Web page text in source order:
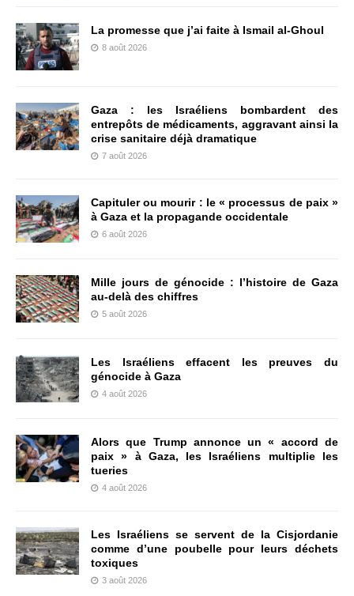
La promesse que j’ai faite à Ismail al-Ghoul
8 août 2026
Gaza : les Israéliens bombardent des
entrepôts de médicaments, aggravant ainsi la
crise sanitaire déjà dramatique
7 août 2026
Capituler ou mourir : le « processus de paix »
à Gaza et la propagande occidentale
6 août 2026
Mille jours de génocide : l’histoire de Gaza
au-delà des chiffres
5 août 2026
Les Israéliens effacent les preuves du
génocide à Gaza
4 août 2026
Alors que Trump annonce un « accord de
paix » à Gaza, les Israéliens multiplie les
tueries
4 août 2026
Les Israéliens se servent de la Cisjordanie
comme d’une poubelle pour leurs déchets
toxiques
3 août 2026